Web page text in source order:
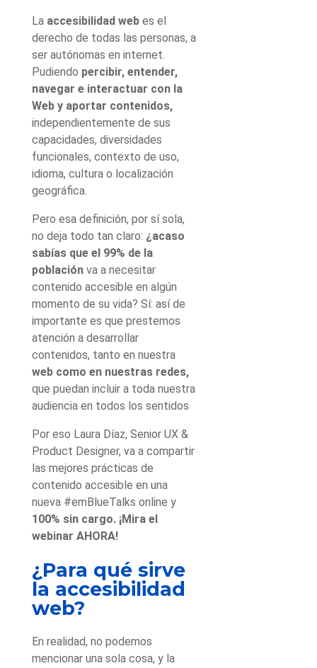
La accesibilidad web es el
derecho de todas las personas, a
ser autónomas en internet.
Pudiendo percibir, entender,
navegar e interactuar con la
Web y aportar contenidos,
independientemente de sus
capacidades, diversidades
funcionales, contexto de uso,
idioma, cultura o localización
geográfica.
Pero esa definición, por sí sola,
no deja todo tan claro: ¿ acaso
sabías que el 99% de la
población va a necesitar
contenido accesible en algún
momento de su vida? Sí: así de
importante es que prestemos
atención a desarrollar
contenidos, tanto en nuestra
web como en nuestras redes,
que puedan incluir a toda nuestra
audiencia en todos los sentidos
Por eso Laura Díaz, Senior UX &
Product Designer, va a compartir
las mejores prácticas de
contenido accesible en una
nueva #emBlueTalks online y
100% sin cargo. ¡Mira el
webinar AHORA!
¿Para qué sirve
la accesibilidad
web?
En realidad, no podemos
mencionar una sola cosa, y la